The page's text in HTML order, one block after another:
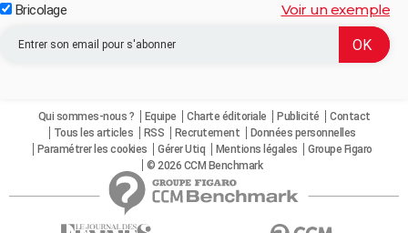
Bricolage Voir un exemple
Qui sommes-nous ? Equipe Charte éditoriale Publicité
Contact
Tous les articles
RSS Recrutement
Données personnelles
Paramétrer les cookies
Gérer Utiq Mentions légales
Groupe Figaro
© 2026 CCM Benchmark